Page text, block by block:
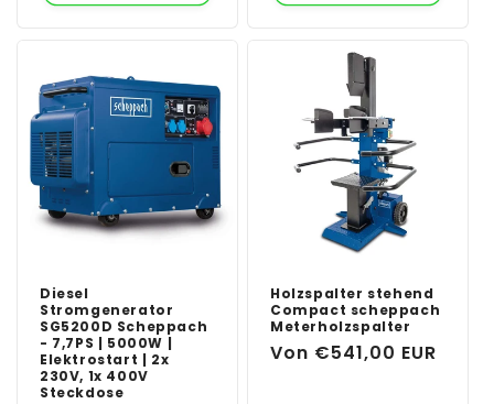
Diesel
Stromgenerator
SG5200D Scheppach
- 7,7PS | 5000W |
Elektrostart | 2x
230V, 1x 400V
Steckdose
Holzspalter stehend
Compact scheppach
Meterholzspalter
Normaler
Von €541,00 EUR